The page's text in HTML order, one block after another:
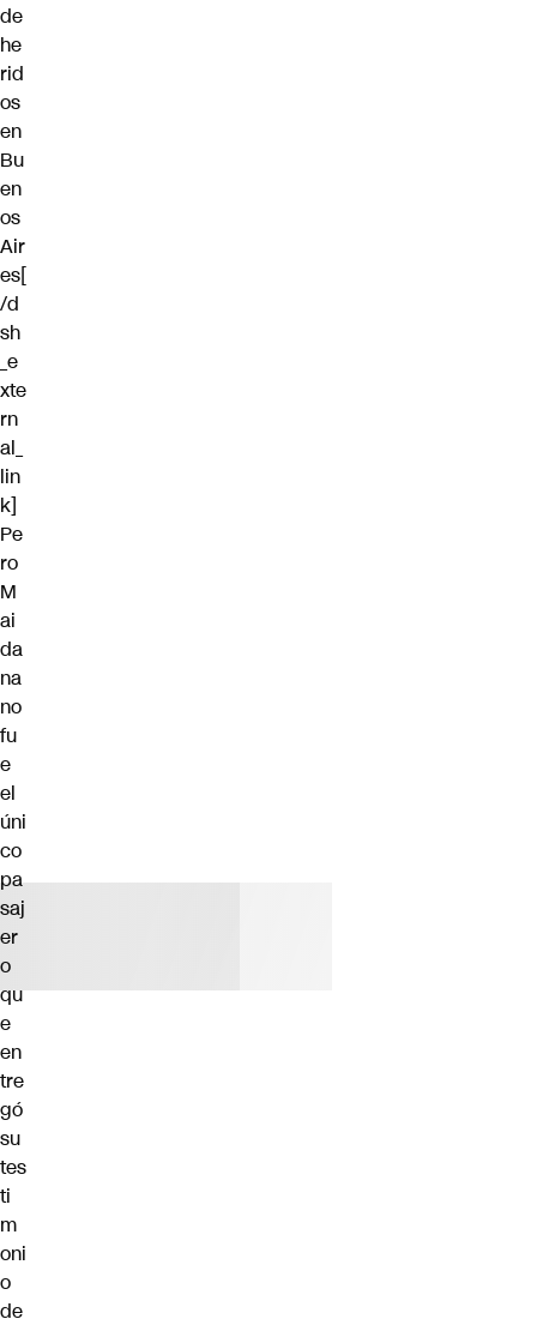
de
he
rid
os
en
Bu
en
os
Air
es[
/d
sh
_e
xte
rn
al_
lin
k]
Pe
ro
M
ai
da
na
no
fu
e
el
úni
co
pa
saj
er
o
qu
e
en
tre
gó
su
tes
ti
m
oni
o
de